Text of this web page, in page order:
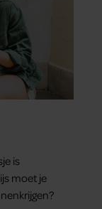
is
moet je